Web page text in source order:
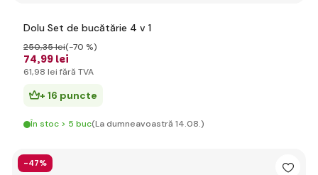
Dolu Set de bucătărie 4 v 1
74,99 lei
250,35 lei(-70 %)
61,98 lei fără TVA
+ 16 puncte
În stoc > 5 buc(La dumneavoastră 14.08.)
-47%